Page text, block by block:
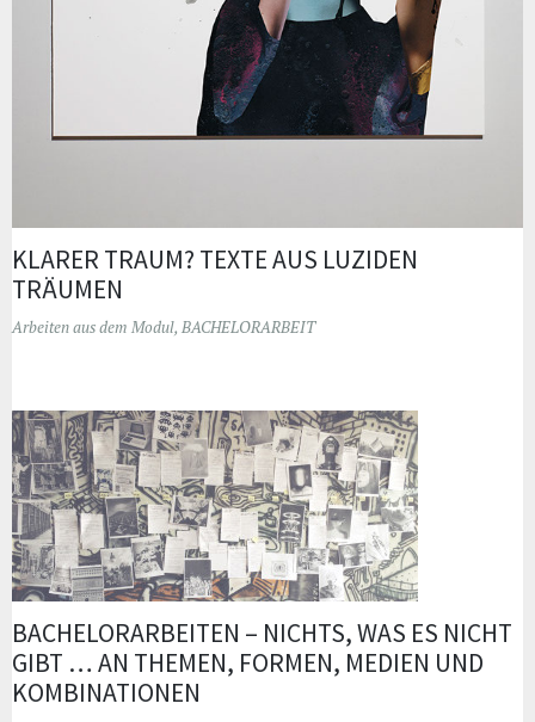
KLARER TRAUM? TEXTE AUS LUZIDEN
TRÄUMEN
Arbeiten aus dem Modul, BACHELORARBEIT
BACHELORARBEITEN – NICHTS, WAS ES NICHT
GIBT … AN THEMEN, FORMEN, MEDIEN UND
KOMBINATIONEN